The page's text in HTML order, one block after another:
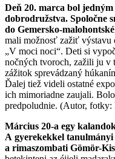
Deň 20. marca bol
dobrodružstva. Spoločne
do Gemersko-
mali možnosť zažiť výstavu
„V moci noci“. Deti si
nočných tvoroch, zažili ju v
zážitok sprevádzaný
Ďalej tiež videli ostatné
ich mimoriadne zaujali.
predpoludnie. (Autor,
Március 20-a egy
A gyerekekkel
a rimaszombati Gömör-